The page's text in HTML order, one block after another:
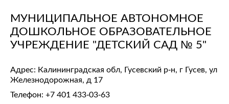
МУНИЦИПАЛЬНОЕ АВТОНОМНОЕ
ДОШКОЛЬНОЕ ОБРАЗОВАТЕЛЬНОЕ
УЧРЕЖДЕНИЕ "ДЕТСКИЙ САД № 5"
Адрес: Калининградская обл, Гусевский р-н, г Гусев, ул
Железнодорожная, д 17
Телефон: +7 401 433-03-63